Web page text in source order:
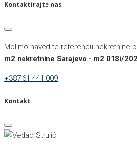
Kontaktirajte nas
Molimo navedite referencu nekretnine
m2 nekretnine Sarajevo - m2 018i/
+387 61 441 009
Kontakt